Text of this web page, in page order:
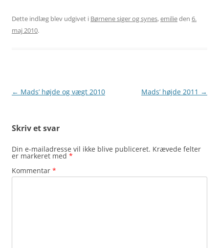
Dette indlæg blev udgivet i Børnene siger og synes,emilieden 6.
maj 2010.
Indlægsnavigation
← Mads’ højde og vægt 2010 Mads’ højde 2011 →
Skriv et svar
Din e-mailadresse vil ikke blive publiceret. Krævede felter
er markeret med *
Kommentar *